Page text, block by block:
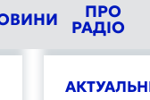
ПРО
РАДІО